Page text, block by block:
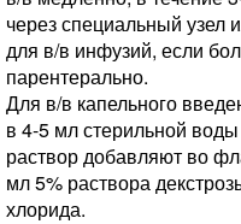
через специальный узел
для в/в инфузий, если
парентерально.
Для в/в капельного
в 4-5 мл стерильной
раствор добавляют во
мл 5% раствора
хлорида.